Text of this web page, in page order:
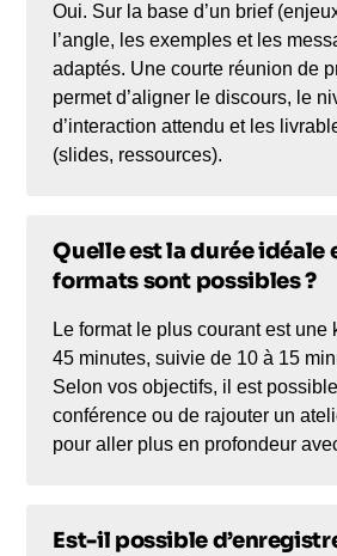
Oui. Sur la base d’un brief
l’angle, les exemples et les
adaptés. Une courte réunion de
permet d’aligner le discours, le
d’interaction attendu et les
(slides, ressources).
Quelle est la durée idéale
formats sont possibles ?
Le format le plus courant est une
45 minutes, suivie de 10 à 15
Selon vos objectifs, il est
conférence ou de rajouter un
pour aller plus en profondeur
Est-il possible